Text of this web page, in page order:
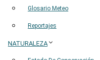
Glosario Meteo
Reportajes
NATURALEZA